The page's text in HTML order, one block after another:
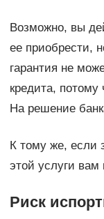
Возможно, вы
ее приобрести,
гарантия не
кредита, потому
На решение
К тому же, если
этой услуги вам
Риск